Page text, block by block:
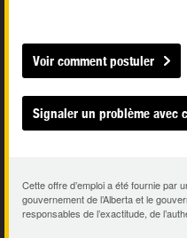
Voir comment postuler
Signaler un problème avec
Cette offre d’emploi a été fournie par
gouvernement de l’Alberta et le
responsables de l’exactitude, de